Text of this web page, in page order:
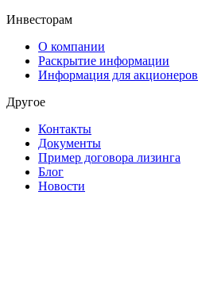
Инвесторам
О компании
Раскрытие информации
Информация для акционеров
Другое
Контакты
Документы
Пример договора лизинга
Блог
Новости